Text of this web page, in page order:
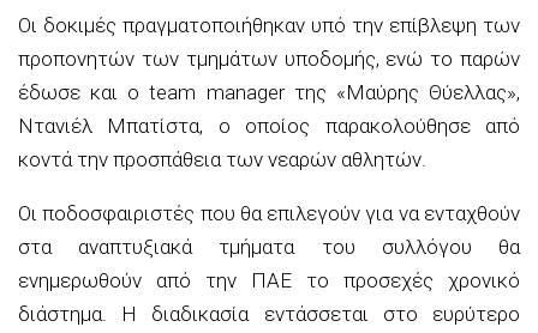
Οι δοκιμές πραγματοποιήθηκαν υπό την επίβλεψη των
προπονητών των τμημάτων υποδομής, ενώ το παρών
έδωσε και ο team manager της «Μαύρης Θύελλας»,
Ντανιέλ Μπατίστα, ο οποίος παρακολούθησε από
κοντά την προσπάθεια των νεαρών αθλητών.
Οι ποδοσφαιριστές που θα επιλεγούν για να ενταχθούν
στα αναπτυξιακά τμήματα του συλλόγου θα
ενημερωθούν από την ΠΑΕ το προσεχές χρονικό
διάστημα. Η διαδικασία εντάσσεται στο ευρύτερο